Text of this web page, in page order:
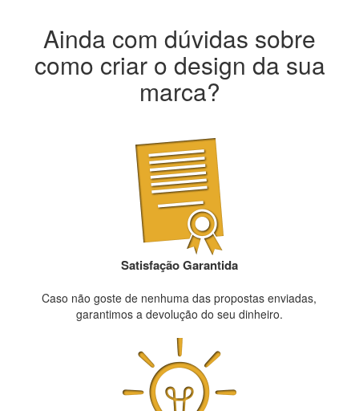
Ainda com dúvidas sobre
como criar o design da sua
marca?
Satisfação Garantida
Caso não goste de nenhuma das propostas enviadas,
garantimos a devolução do seu dinheiro.